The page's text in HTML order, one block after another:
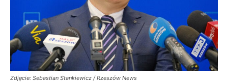
Zdjęcie: Sebastian Stankiewicz / Rzeszów News